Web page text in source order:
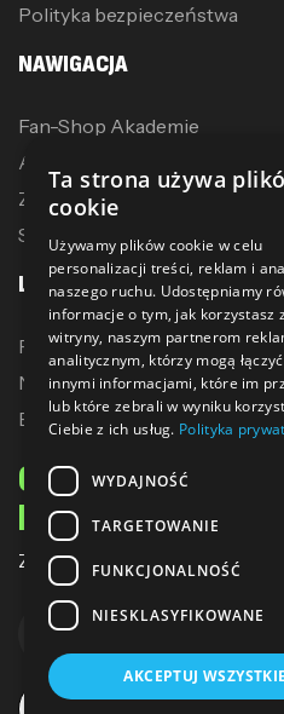
Polityka bezpieczeństwa
NAWIGACJA
Fan-Shop Akademie
Akcesoria treningowe
Zostań dystrybutorem
Sublimacja
LINKI
Promocje
Nowe produkty
Bestsellery
ODBIERZ 10%
NA PIERWSZE
Zapisz się do naszego
Ta strona używa
cookie
Używamy plików cookie w celu
personalizacji treści, reklam i
naszego ruchu. Udostępniamy
informacje o tym, jak korzystasz
witryny, naszym partnerom
analitycznym, którzy mogą
innymi informacjami, które im
lub które zebrali w wyniku
Ciebie z ich usług. Polityka
WYDAJNOŚĆ
TARGETOWANIE
FUNKCJONALNOŚĆ
NIESKLASYFIKOWANE
AKCEPTUJ WSZYSTKIE